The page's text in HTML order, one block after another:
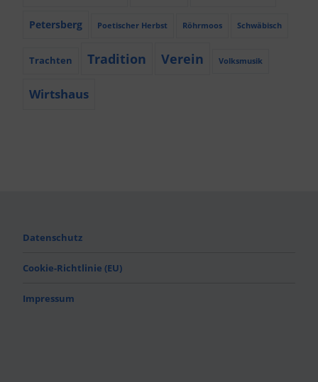
Petersberg Poetischer Herbst Röhrmoos Schwäbisch
Trachten Tradition Verein Volksmusik
Wirtshaus
Datenschutz
Cookie-Richtlinie (EU)
Impressum